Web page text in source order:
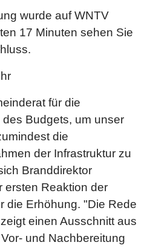
wurde auf WNTV
17 Minuten sehen Sie
für die
Budgets, um unser
die
der Infrastruktur zu
Branddirektor
ersten Reaktion der
die Erhöhung. "Die Rede
einen Ausschnitt aus
und Nachbereitung